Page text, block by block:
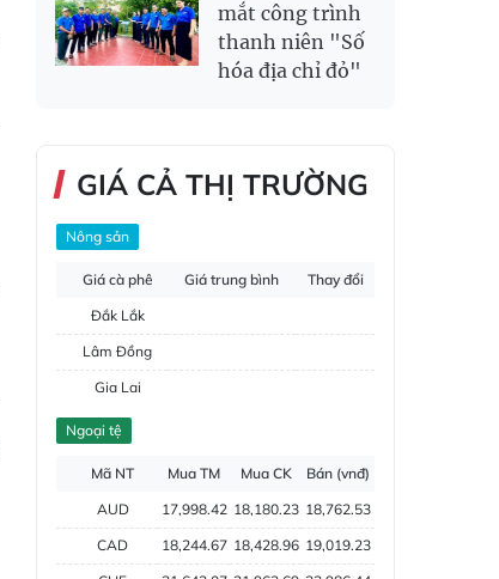
mắt công trình
thanh niên "Số
hóa địa chỉ đỏ"
GIÁ CẢ THỊ TRƯỜNG
Nông sản
Giá cà phê Giá trung bình
Thay đổi
Đắk Lắk
Lâm Đồng
Gia Lai
Đắk Nông
Ngoại tệ
Mã NT Mua TM Mua CK
Bán (vnđ)
AUD
17,998.42 18,180.23 18,762.53
CAD
18,244.67 18,428.96 19,019.23